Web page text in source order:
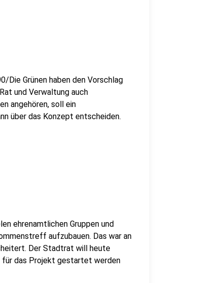
Die Grünen haben den Vorschlag
und Verwaltung auch
angehören, soll ein
über das Konzept entscheiden.
ehrenamtlichen Gruppen und
aufzubauen. Das war an
Der Stadtrat will heute
für das Projekt gestartet werden